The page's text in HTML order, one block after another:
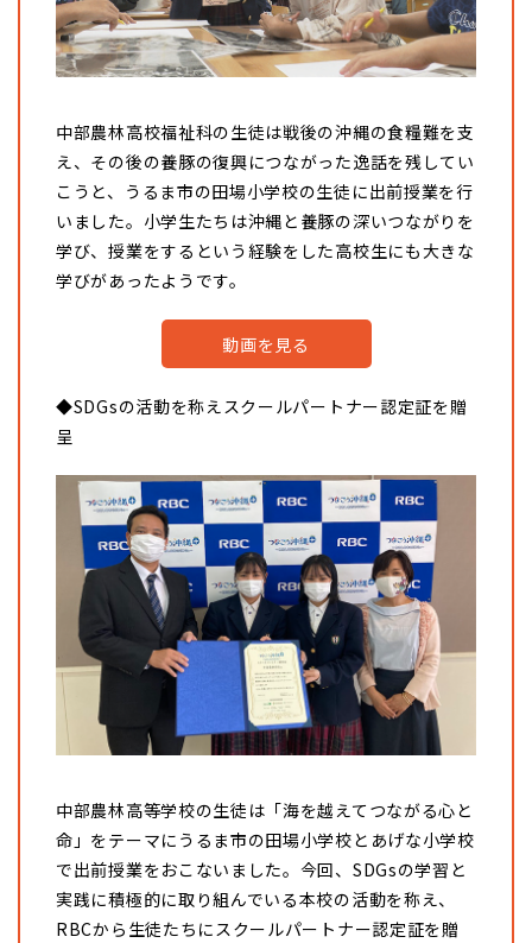
中部農林高校福祉科の生徒は戦後の沖縄の食糧難を支
え、その後の養豚の復興につながった逸話を残してい
こうと、うるま市の田場小学校の生徒に出前授業を行
いました。小学生たちは沖縄と養豚の深いつながりを
学び、授業をするという経験をした高校生にも大きな
学びがあったようです。
動画を見る
◆SDGsの活動を称えスクールパートナー認定証を贈
呈
中部農林高等学校の生徒は「海を越えてつながる心と
命」をテーマにうるま市の田場小学校とあげな小学校
で出前授業をおこないました。今回、SDGsの学習と
実践に積極的に取り組んでいる本校の活動を称え、
RBCから生徒たちにスクールパートナー認定証を贈